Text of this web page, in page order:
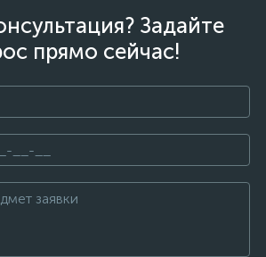
Задайте
прямо сейчас!